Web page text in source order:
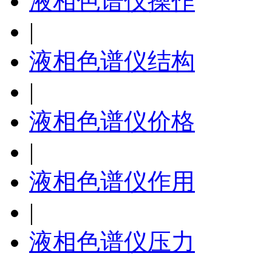
|
液相色谱仪结构
|
液相色谱仪价格
|
液相色谱仪作用
|
液相色谱仪压力